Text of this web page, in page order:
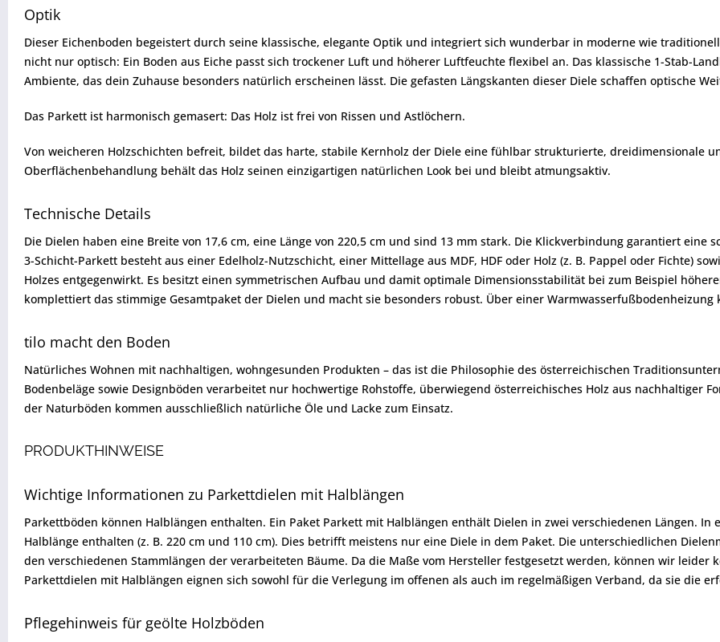
Optik
Dieser Eichenboden begeistert durch seine klassische, elegante Optik und integriert sich wunderbar in moderne wie
nicht nur optisch: Ein Boden aus Eiche passt sich trockener Luft und höherer Luftfeuchte flexibel an. Das klassische 1-Stab-
Ambiente, das dein Zuhause besonders natürlich erscheinen lässt. Die gefasten Längskanten dieser Diele schaffen optische
Das Parkett ist harmonisch gemasert: Das Holz ist frei von Rissen und Astlöchern.
Von weicheren Holzschichten befreit, bildet das harte, stabile Kernholz der Diele eine fühlbar strukturierte, dreidimensionale
Oberflächenbehandlung behält das Holz seinen einzigartigen natürlichen Look bei und bleibt atmungsaktiv.
Technische Details
Die Dielen haben eine Breite von 17,6 cm, eine Länge von 220,5 cm und sind 13 mm stark. Die Klickverbindung garantiert
3-Schicht-Parkett besteht aus einer Edelholz-Nutzschicht, einer Mittellage aus MDF, HDF oder Holz (z. B. Pappel oder Fichte)
Holzes entgegenwirkt. Es besitzt einen symmetrischen Aufbau und damit optimale Dimensionsstabilität bei zum Beispiel
komplettiert das stimmige Gesamtpaket der Dielen und macht sie besonders robust. Über einer
tilo macht den Boden
Natürliches Wohnen mit nachhaltigen, wohngesunden Produkten – das ist die Philosophie des österreichischen
Bodenbeläge sowie Designböden verarbeitet nur hochwertige Rohstoffe, überwiegend österreichisches Holz aus nachhaltiger
der Naturböden kommen ausschließlich natürliche Öle und Lacke zum Einsatz.
PRODUKTHINWEISE
Wichtige Informationen zu Parkettdielen mit Halblängen
Parkettböden können Halblängen enthalten. Ein Paket Parkett mit Halblängen enthält Dielen in zwei verschiedenen Längen.
Halblänge enthalten (z. B. 220 cm und 110 cm). Dies betrifft meistens nur eine Diele in dem Paket. Die unterschiedlichen
den verschiedenen Stammlängen der verarbeiteten Bäume. Da die Maße vom Hersteller festgesetzt werden, können wir leider
Parkettdielen mit Halblängen eignen sich sowohl für die Verlegung im offenen als auch im regelmäßigen Verband, da sie die
Pflegehinweis für geölte Holzböden